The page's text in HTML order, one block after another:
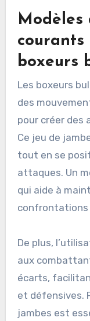
Modèles
courants
boxeurs
Les boxeurs
des
pour créer des
Ce jeu de
tout en se
attaques. Un
qui aide à
confrontations
De plus,
aux
écarts,
et défensives.
jambes est